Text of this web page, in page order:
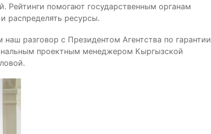
Рейтинги помогают государственным органам
распределять ресурсы.
разговор с Президентом Агентства по гарантии
проектным менеджером Кыргызской